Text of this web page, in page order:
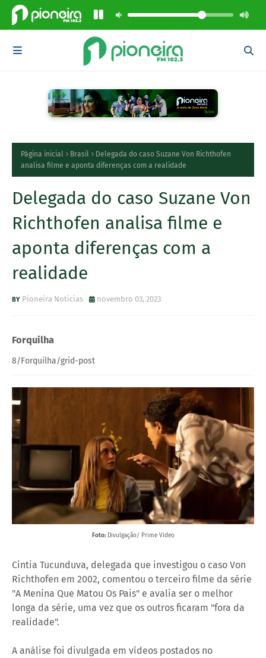
Página inicial Brasil
Delegada do caso Suzane Von Richthofen
analisa filme e aponta diferenças com a realidade
Delegada do caso Suzane Von
Richthofen analisa filme e
aponta diferenças com a
realidade
Pioneira Noticias novembro 03, 2023
Forquilha
8/Forquilha/grid-post
Foto: Divulgação/ Prime Video
Cintia Tucunduva, delegada que investigou o caso Von
Richthofen em 2002, comentou o terceiro filme da série
"A Menina Que Matou Os Pais" e avalia ser o melhor
longa da série, uma vez que os outros ficaram "fora da
realidade".
A análise foi divulgada em vídeos postados no